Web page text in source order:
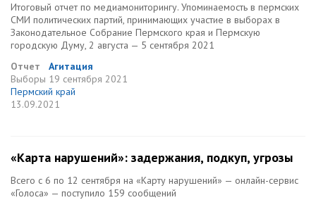
Итоговый отчет по медиамониторингу. Упоминаемость в пермских
СМИ политических партий, принимающих участие в выборах в
Законодательное Собрание Пермского края и Пермскую
городскую Думу, 2 августа — 5 сентября 2021
Отчет
Агитация
Выборы 19 сентября 2021
Пермский край
13.09.2021
«Карта нарушений»: задержания, подкуп, угрозы
Всего с 6 по 12 сентября на «Карту нарушений» — онлайн-сервис
«Голоса» — поступило 159 сообщений